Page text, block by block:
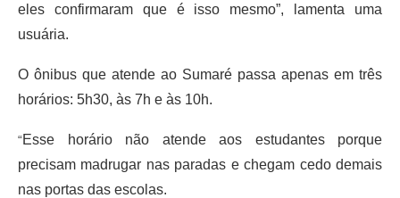
eles confirmaram que é isso mesmo”, lamenta uma
usuária.
O ônibus que atende ao Sumaré passa apenas em três
horários: 5h30, às 7h e às 10h.
“Esse horário não atende aos estudantes porque
precisam madrugar nas paradas e chegam cedo demais
nas portas das escolas.